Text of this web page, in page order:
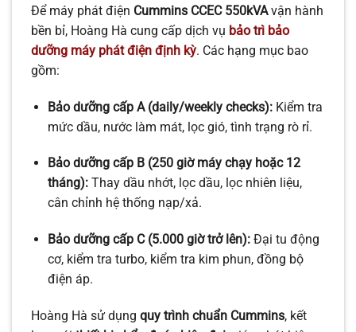
Để máy phát điện Cummins CCEC 550kVAvận hành
bền bỉ, Hoàng Hà cung cấp dịch vụ bảo trì bảo
dưỡng máy phát điện định kỳ. Các hạng mục bao
gồm:
Bảo dưỡng cấp A (daily/weekly checks):Kiểm tra
mức dầu, nước làm mát, lọc gió, tình trạng rò rỉ.
Bảo dưỡng cấp B (250 giờ máy chạy hoặc 12
tháng):Thay dầu nhớt, lọc dầu, lọc nhiên liệu,
cân chỉnh hệ thống nạp/xả.
Bảo dưỡng cấp C (5.000 giờ trở lên):Đại tu động
cơ, kiểm tra turbo, kiểm tra kim phun, đồng bộ
điện áp.
Hoàng Hà sử dụng quy trình chuẩn Cummins, kết